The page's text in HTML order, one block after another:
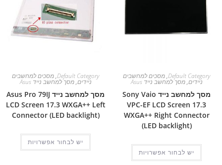
Default Category
,מסכים למחשבים
ניידים,מסך למחשב נייד Asus
מסך למחשב נייד Sony Vaio
VPC-EF LCD Screen 17.3
WXGA++ Right Connector
(LED backlight)
יש לבחור אפשרויות
Default Category
,מסכים למחשבים
ניידים,מסך למחשב נייד Asus
מסך למחשב נייד Asus Pro 79IJ
LCD Screen 17.3 WXGA++ Left
Connector (LED backlight)
יש לבחור אפשרויות